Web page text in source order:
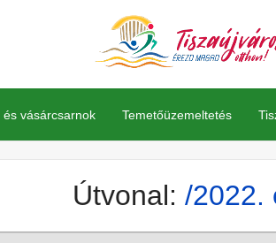
és vásárcsarnok Temetőüzemeltetés
Útvonal: /2022.